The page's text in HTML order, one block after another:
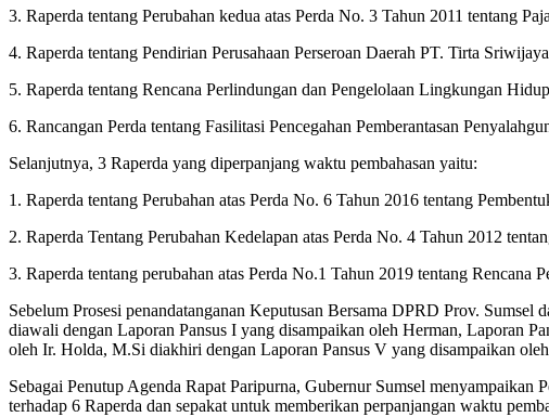
3. Raperda tentang Perubahan kedua atas Perda No. 3 Tahun 2011 tentang
4. Raperda tentang Pendirian Perusahaan Perseroan Daerah PT. Tirta
5. Raperda tentang Rencana Perlindungan dan Pengelolaan Lingkungan
6. Rancangan Perda tentang Fasilitasi Pencegahan Pemberantasan
Selanjutnya, 3 Raperda yang diperpanjang waktu pembahasan yaitu:
1. Raperda tentang Perubahan atas Perda No. 6 Tahun 2016 tentang
2. Raperda Tentang Perubahan Kedelapan atas Perda No. 4 Tahun 2012
3. Raperda tentang perubahan atas Perda No.1 Tahun 2019 tentang
Sebelum Prosesi penandatanganan Keputusan Bersama DPRD Prov.
diawali dengan Laporan Pansus I yang disampaikan oleh Herman, Laporan
oleh Ir. Holda, M.Si diakhiri dengan Laporan Pansus V yang disampaikan
Sebagai Penutup Agenda Rapat Paripurna, Gubernur Sumsel menyampaikan
terhadap 6 Raperda dan sepakat untuk memberikan perpanjangan waktu